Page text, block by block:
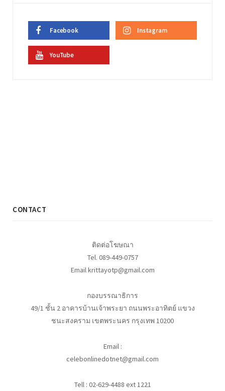
Facebook Instagram
YouTube
CONTACT
ติดต่อโฆษณา
Tel. 089-449-0757
Email krittayotp@gmail.com
กองบรรณาธิการ
49/1 ชั้น 2 อาคารบ้านเจ้าพระยา ถนนพระอาทิตย์ แขวง
ชนะสงคราม เขตพระนคร กรุงเทพ 10200
Email :
celebonlinedotnet@gmail.com
Tell : 02-629-4488 ext 1221